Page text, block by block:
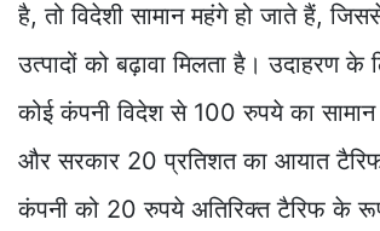
है, तो विदेशी सामान महंगे हो जाते हैं,
उत्पादों को बढ़ावा मिलता है। उदाहरण के
कोई कंपनी विदेश से 100 रुपये का
और सरकार 20 प्रतिशत का आयात टैरिफ
कंपनी को 20 रुपये अतिरिक्त टैरिफ के